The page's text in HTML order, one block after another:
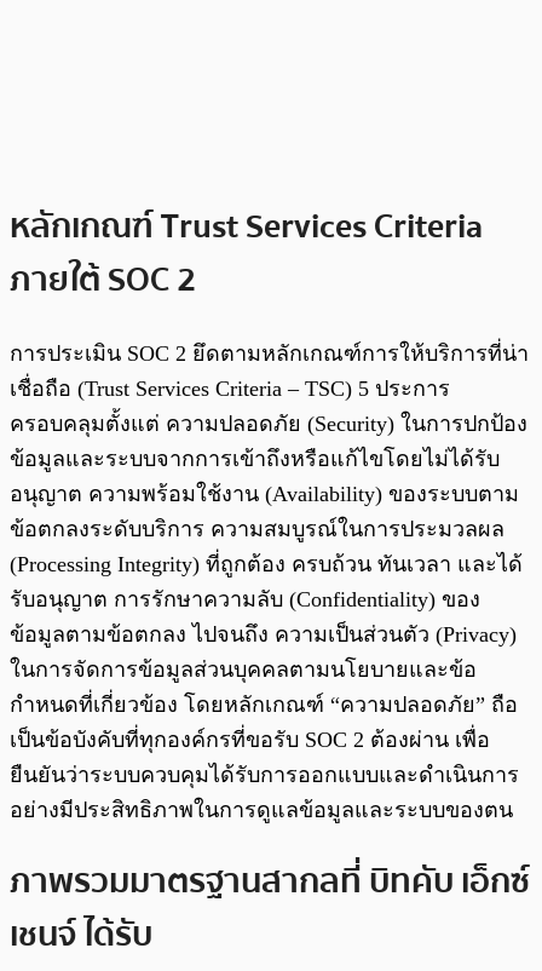
หลักเกณฑ์ Trust Services Criteria
ภายใต้ SOC 2
การประเมิน SOC 2 ยึดตามหลักเกณฑ์การให้บริการที่น่า
เชื่อถือ (Trust Services Criteria – TSC) 5 ประการ
ครอบคลุมตั้งแต่ ความปลอดภัย (Security) ในการปกป้อง
ข้อมูลและระบบจากการเข้าถึงหรือแก้ไขโดยไม่ได้รับ
อนุญาต ความพร้อมใช้งาน (Availability) ของระบบตาม
ข้อตกลงระดับบริการ ความสมบูรณ์ในการประมวลผล
(Processing Integrity) ที่ถูกต้อง ครบถ้วน ทันเวลา และได้
รับอนุญาต การรักษาความลับ (Confidentiality) ของ
ข้อมูลตามข้อตกลง ไปจนถึง ความเป็นส่วนตัว (Privacy)
ในการจัดการข้อมูลส่วนบุคคลตามนโยบายและข้อ
กำหนดที่เกี่ยวข้อง โดยหลักเกณฑ์ “ความปลอดภัย” ถือ
เป็นข้อบังคับที่ทุกองค์กรที่ขอรับ SOC 2 ต้องผ่าน เพื่อ
ยืนยันว่าระบบควบคุมได้รับการออกแบบและดำเนินการ
อย่างมีประสิทธิภาพในการดูแลข้อมูลและระบบของตน
ภาพรวมมาตรฐานสากลที่ บิทคับ เอ็กซ์
เชนจ์ ได้รับ